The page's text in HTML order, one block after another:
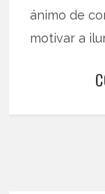
ánimo de
motivar a